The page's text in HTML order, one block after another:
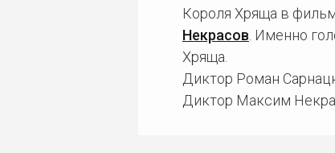
Короля Хряща в
Некрасов . Именно
Хряща.
Диктор Роман
Диктор Максим